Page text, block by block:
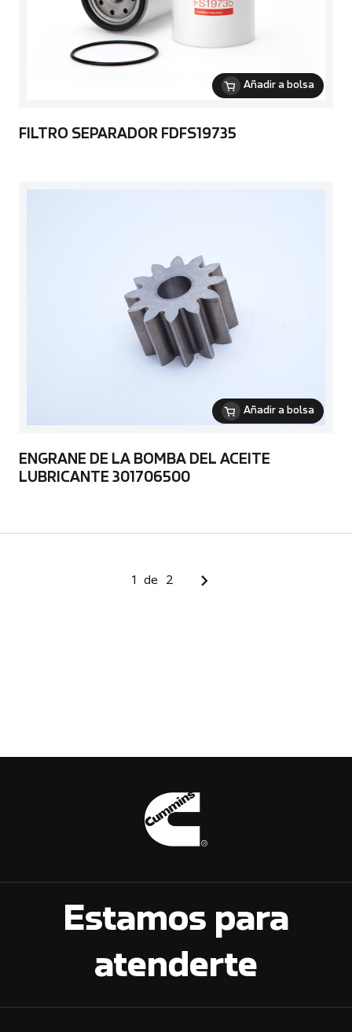
Añadir a bolsa
FILTRO SEPARADOR FDFS19735
Añadir a bolsa
ENGRANE DE LA BOMBA DEL ACEITE
LUBRICANTE 301706500
1 de 2
Estamos para
atenderte